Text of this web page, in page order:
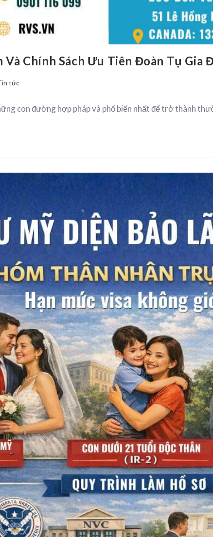
Chính Sách Ưu Tiên Đoàn Tụ Gia
tức
con đường hợp pháp và phổ biến nhất để trở thành